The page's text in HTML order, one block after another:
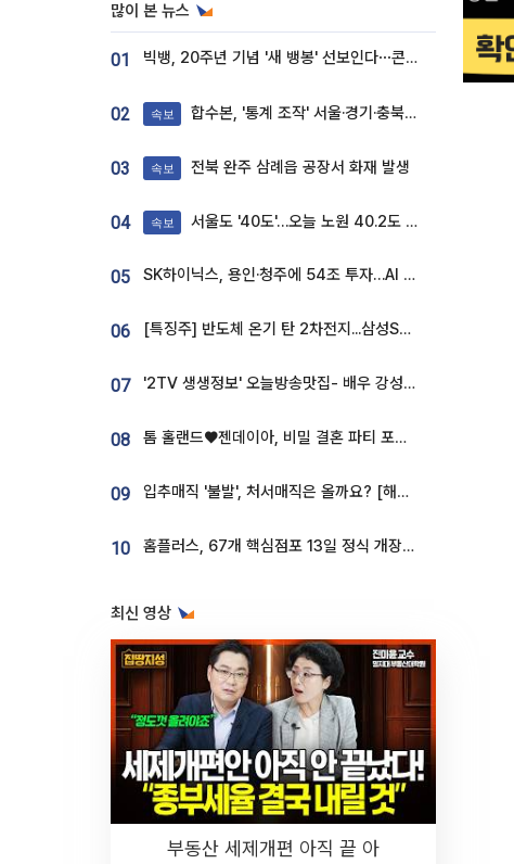
많이 본 뉴스
01 빅뱅, 20주년 기념 '새 뱅봉' 선보인다⋯콘서트 앞두고 팝업 개최
02 속보 합수본, '통계 조작' 서울·경기·충북 선관위 등 추가 압수수색
03 속보 전북 완주 삼례읍 공장서 화재 발생
04 속보 서울도 '40도'…오늘 노원 40.2도 기록
05 SK하이닉스, 용인·청주에 54조 투자…AI 메모리 생산기지 키운다
06 [특징주] 반도체 온기 탄 2차전지...삼성SDI, 장 초반 7% 넘게 껑충
07 '2TV 생생정보' 오늘방송맛집- 배우 강성진 단골! 쌀국수ㆍ푸팟퐁 커리 맛집 '블○○○'
08 톰 홀랜드♥젠데이아, 비밀 결혼 파티 포착⋯호텔 대관비만 9억
09 입추매직 '불발', 처서매직은 올까요? [해시태그]
10 홈플러스, 67개 핵심점포 13일 정식 개장…영업 재개 속도
최신 영상
부동산 세제개편 아직 끝 아